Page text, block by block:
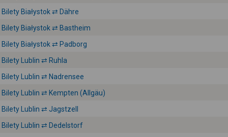
Bilety Białystok ⇄ Dähre
Bilety Białystok ⇄ Bastheim
Bilety Białystok ⇄ Padborg
Bilety Lublin ⇄ Ruhla
Bilety Lublin ⇄ Nadrensee
Bilety Lublin ⇄ Kempten (Allgäu)
Bilety Lublin ⇄ Jagstzell
Bilety Lublin ⇄ Dedelstorf